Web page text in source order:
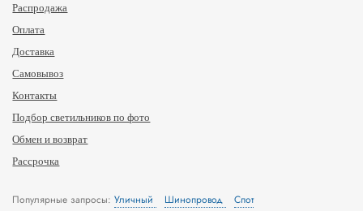
Распродажа
Оплата
Доставка
Самовывоз
Контакты
Подбор светильников по фото
Обмен и возврат
Рассрочка
Популярные запросы:Уличный Шинопровод Спот